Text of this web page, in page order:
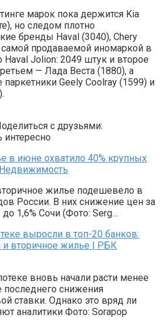
марок пока держится Kia
но следом плотно
бренды Haval (3040), Chery
самой продаваемой иномаркой в
Haval Jolion: 2049 штук и второе
— Лада Веста (1880), а
Geely Coolray (1599) и
с друзьями:
в июне охватило 40% крупных
жилье подешевело в
России. В них снижение цен за
1,6% Сочи (Фото: Serg…
выросли в топ-20 банков:
и вторичное жилье | РБК
вновь начали расти менее
последнего снижения
ставки. Однако это вряд ли
аналитики Фото: Sorapop